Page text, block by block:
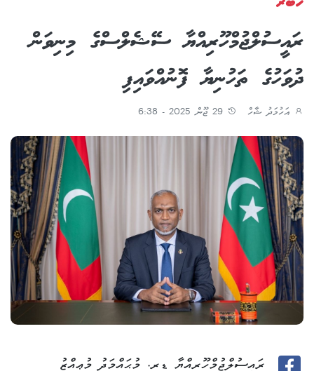
ރައީސުލްޖުމްހޫރިއްޔާ ސޭޝެލްސްގެ މިނިވަން
ދުވަހުގެ ތަހުނިޔާ ފޮނުއްވައިފި
އަހުމަދު ޝާހް
ރައީސުލްޖުމްހޫރިއްޔާ ޑރ. މުޙައްމަދު މުޢިއްޒު